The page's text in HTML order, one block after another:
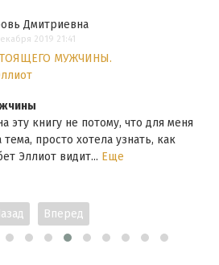
Дмитриевна
2019 21:41
МУЖЧИНЫ.
эту книгу не потому, что для меня
тема, просто хотела узнать, как
Эллиот видит... Еще
Вперед